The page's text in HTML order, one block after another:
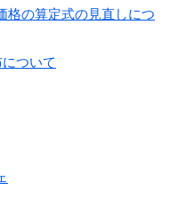
格の算定式の見直しにつ
ついて